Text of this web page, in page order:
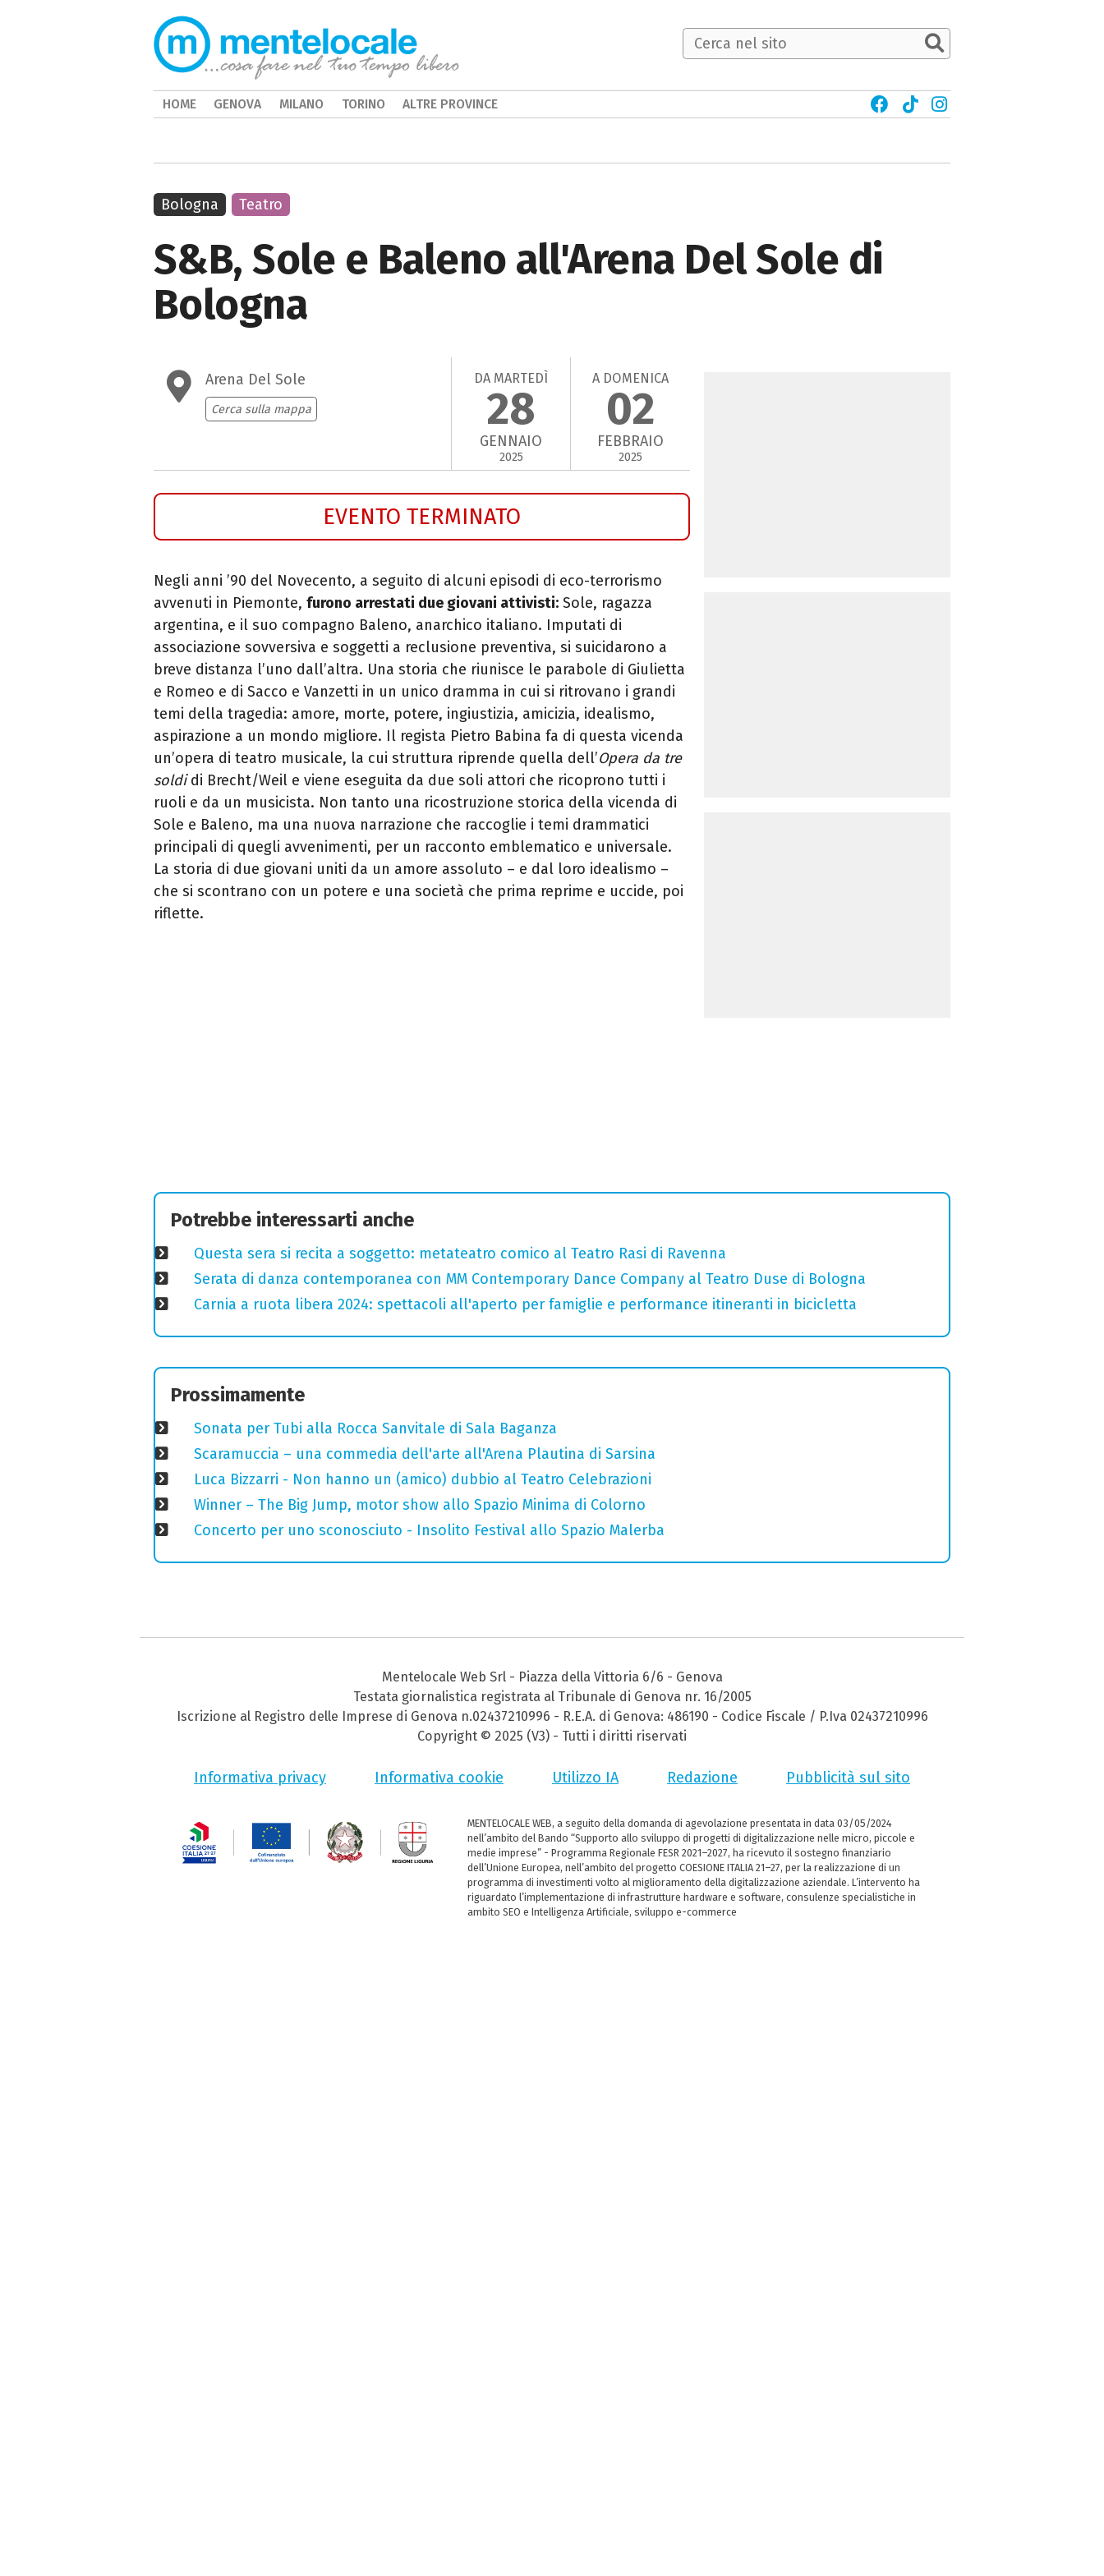
S&B, Sole e Baleno all'Arena Del Sole di
Bologna
Arena Del Sole
Cerca sulla mappa
DA MARTEDÌ
28
GENNAIO
2025
A DOMENICA
02
FEBBRAIO
2025
EVENTO TERMINATO
Negli anni ’90 del Novecento, a seguito di alcuni episodi di eco-terrorismo
avvenuti in Piemonte, furono arrestati due giovani attivisti: Sole, ragazza
argentina, e il suo compagno Baleno, anarchico italiano. Imputati di
associazione sovversiva e soggetti a reclusione preventiva, si suicidarono a
breve distanza l’uno dall’altra. Una storia che riunisce le parabole di Giulietta
e Romeo e di Sacco e Vanzetti in un unico dramma in cui si ritrovano i grandi
temi della tragedia: amore, morte, potere, ingiustizia, amicizia, idealismo,
aspirazione a un mondo migliore. Il regista Pietro Babina fa di questa vicenda
un’opera di teatro musicale, la cui struttura riprende quella dell’Opera da tre
soldi di Brecht/Weil e viene eseguita da due soli attori che ricoprono tutti i
ruoli e da un musicista. Non tanto una ricostruzione storica della vicenda di
Sole e Baleno, ma una nuova narrazione che raccoglie i temi drammatici
principali di quegli avvenimenti, per un racconto emblematico e universale.
La storia di due giovani uniti da un amore assoluto – e dal loro idealismo –
che si scontrano con un potere e una società che prima reprime e uccide, poi
riflette.
Bologna Teatro
Potrebbe interessarti anche
Questa sera si recita a soggetto: metateatro comico al Teatro Rasi di Ravenna
Serata di danza contemporanea con MM Contemporary Dance Company al Teatro Duse di Bologna
Carnia a ruota libera 2024: spettacoli all'aperto per famiglie e performance itineranti in bicicletta
Prossimamente
Sonata per Tubi alla Rocca Sanvitale di Sala Baganza
Scaramuccia – una commedia dell'arte all'Arena Plautina di Sarsina
Luca Bizzarri - Non hanno un (amico) dubbio al Teatro Celebrazioni
Winner – The Big Jump, motor show allo Spazio Minima di Colorno
Concerto per uno sconosciuto - Insolito Festival allo Spazio Malerba
HOME GENOVA MILANO TORINO ALTRE PROVINCE
Mentelocale Web Srl - Piazza della Vittoria 6/6 - Genova
Testata giornalistica registrata al Tribunale di Genova nr. 16/2005
Iscrizione al Registro delle Imprese di Genova n.02437210996 - R.E.A. di Genova: 486190 - Codice Fiscale / P.Iva 02437210996
Copyright © 2025 (V3) - Tutti i diritti riservati
Informativa privacy Informativa cookie Utilizzo IA Redazione Pubblicità sul sito
MENTELOCALE WEB, a seguito della domanda di agevolazione presentata in data 03/05/2024
nell’ambito del Bando “Supporto allo sviluppo di progetti di digitalizzazione nelle micro, piccole e
medie imprese” - Programma Regionale FESR 2021–2027, ha ricevuto il sostegno finanziario
dell’Unione Europea, nell’ambito del progetto COESIONE ITALIA 21–27, per la realizzazione di un
programma di investimenti volto al miglioramento della digitalizzazione aziendale. L’intervento ha
riguardato l’implementazione di infrastrutture hardware e software, consulenze specialistiche in
ambito SEO e Intelligenza Artificiale, sviluppo e-commerce